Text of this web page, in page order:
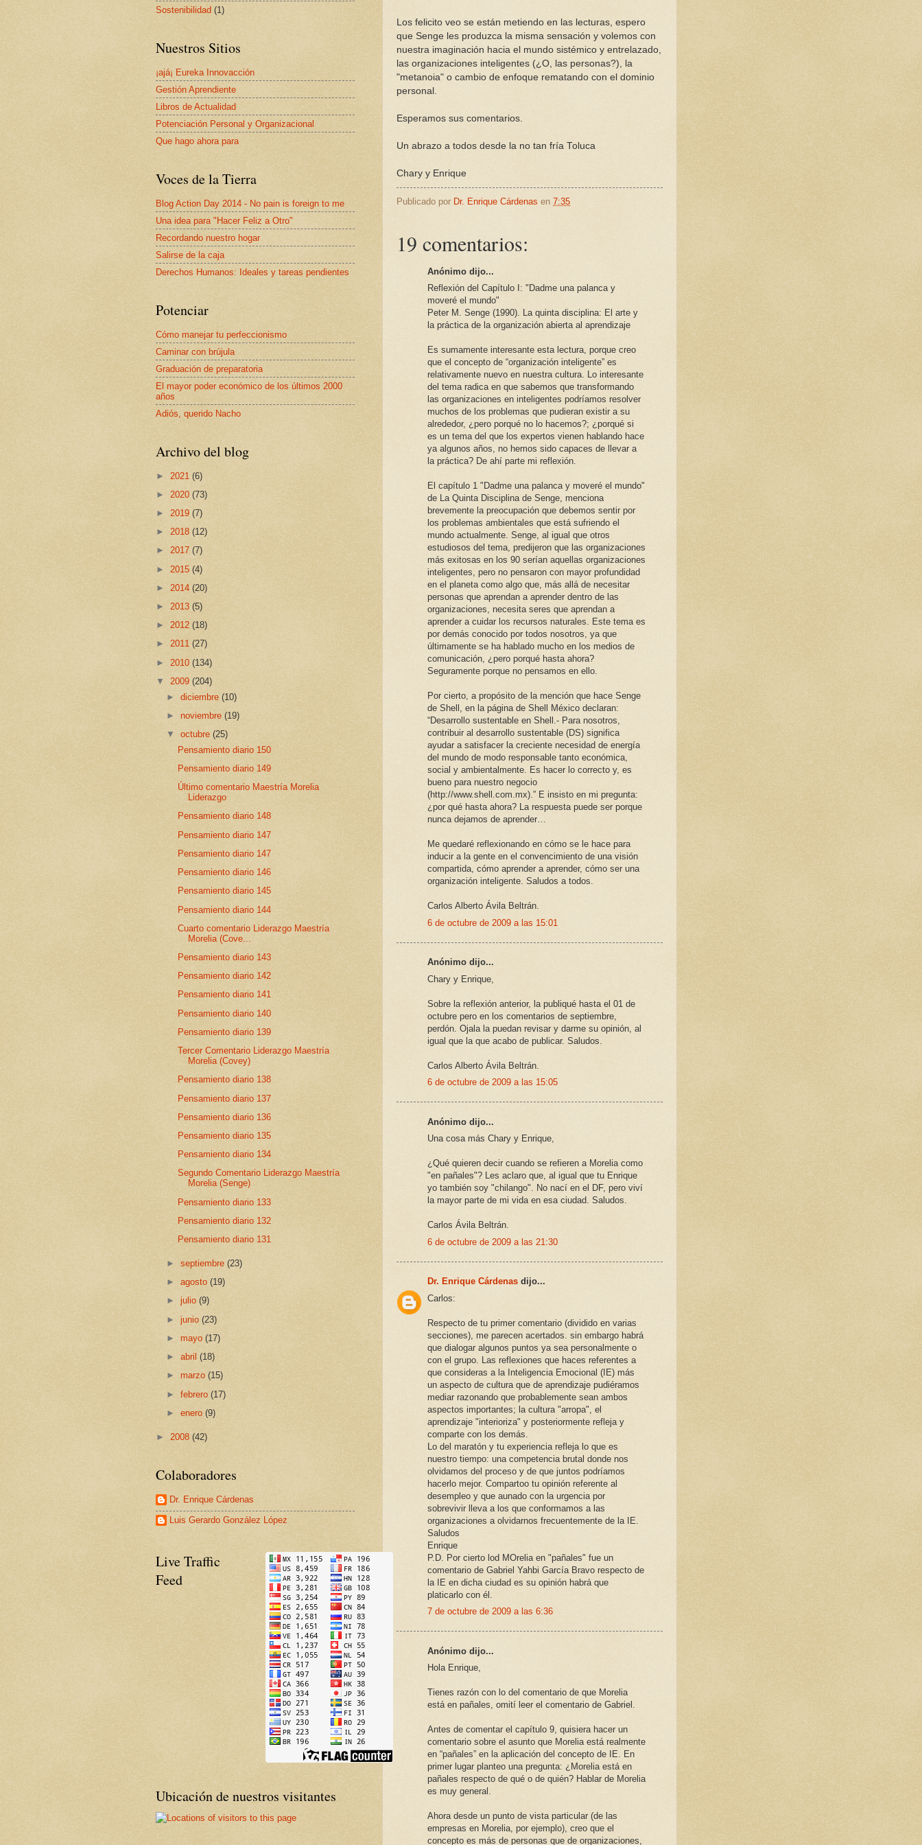
Los felicito veo se están metiendo en las lecturas, espero
que Senge les produzca la misma sensación y volemos con
nuestra imaginación hacia el mundo sistémico y entrelazado,
las organizaciones inteligentes (¿O, las personas?), la
"metanoia" o cambio de enfoque rematando con el dominio
personal.
Esperamos sus comentarios.
Un abrazo a todos desde la no tan fría Toluca
Chary y Enrique
Publicado por Dr. Enrique Cárdenas en 7:35
19 comentarios:
Anónimo dijo...
Reflexión del Capítulo I: "Dadme una palanca y
moveré el mundo"
Peter M. Senge (1990). La quinta disciplina: El arte y
la práctica de la organización abierta al aprendizaje
Es sumamente interesante esta lectura, porque creo
que el concepto de “organización inteligente” es
relativamente nuevo en nuestra cultura. Lo interesante
del tema radica en que sabemos que transformando
las organizaciones en inteligentes podríamos resolver
muchos de los problemas que pudieran existir a su
alrededor, ¿pero porqué no lo hacemos?; ¿porqué si
es un tema del que los expertos vienen hablando hace
ya algunos años, no hemos sido capaces de llevar a
la práctica? De ahí parte mi reflexión.
El capítulo 1 "Dadme una palanca y moveré el mundo"
de La Quinta Disciplina de Senge, menciona
brevemente la preocupación que debemos sentir por
los problemas ambientales que está sufriendo el
mundo actualmente. Senge, al igual que otros
estudiosos del tema, predijeron que las organizaciones
más exitosas en los 90 serían aquellas organizaciones
inteligentes, pero no pensaron con mayor profundidad
en el planeta como algo que, más allá de necesitar
personas que aprendan a aprender dentro de las
organizaciones, necesita seres que aprendan a
aprender a cuidar los recursos naturales. Este tema es
por demás conocido por todos nosotros, ya que
últimamente se ha hablado mucho en los medios de
comunicación, ¿pero porqué hasta ahora?
Seguramente porque no pensamos en ello.
Por cierto, a propósito de la mención que hace Senge
de Shell, en la página de Shell México declaran:
“Desarrollo sustentable en Shell.- Para nosotros,
contribuir al desarrollo sustentable (DS) significa
ayudar a satisfacer la creciente necesidad de energía
del mundo de modo responsable tanto económica,
social y ambientalmente. Es hacer lo correcto y, es
bueno para nuestro negocio
(http://www.shell.com.mx).” E insisto en mi pregunta:
¿por qué hasta ahora? La respuesta puede ser porque
nunca dejamos de aprender…
Me quedaré reflexionando en cómo se le hace para
inducir a la gente en el convencimiento de una visión
compartida, cómo aprender a aprender, cómo ser una
organización inteligente. Saludos a todos.
Carlos Alberto Ávila Beltrán.
6 de octubre de 2009 a las 15:01
Anónimo dijo...
Chary y Enrique,
Sobre la reflexión anterior, la publiqué hasta el 01 de
octubre pero en los comentarios de septiembre,
perdón. Ojala la puedan revisar y darme su opinión, al
igual que la que acabo de publicar. Saludos.
Carlos Alberto Ávila Beltrán.
6 de octubre de 2009 a las 15:05
Anónimo dijo...
Una cosa más Chary y Enrique,
¿Qué quieren decir cuando se refieren a Morelia como
"en pañales"? Les aclaro que, al igual que tu Enrique
yo también soy "chilango". No nací en el DF, pero viví
la mayor parte de mi vida en esa ciudad. Saludos.
Carlos Ávila Beltrán.
6 de octubre de 2009 a las 21:30
Dr. Enrique Cárdenas dijo...
Carlos:
Respecto de tu primer comentario (dividido en varias
secciones), me parecen acertados. sin embargo habrá
que dialogar algunos puntos ya sea personalmente o
con el grupo. Las reflexiones que haces referentes a
que consideras a la Inteligencia Emocional (IE) más
un aspecto de cultura que de aprendizaje pudiéramos
mediar razonando que probablemente sean ambos
aspectos importantes; la cultura "arropa", el
aprendizaje "interioriza" y posteriormente refleja y
comparte con los demás.
Lo del maratón y tu experiencia refleja lo que es
nuestro tiempo: una competencia brutal donde nos
olvidamos del proceso y de que juntos podríamos
hacerlo mejor. Compartoo tu opinión referente al
desempleo y que aunado con la urgencia por
sobrevivir lleva a los que conformamos a las
organizaciones a olvidarnos frecuentemente de la IE.
Saludos
Enrique
P.D. Por cierto lod MOrelia en "pañales" fue un
comentario de Gabriel Yahbi García Bravo respecto de
la IE en dicha ciudad es su opinión habrá que
platicarlo con él.
7 de octubre de 2009 a las 6:36
Anónimo dijo...
Hola Enrique,
Tienes razón con lo del comentario de que Morelia
está en pañales, omití leer el comentario de Gabriel.
Antes de comentar el capítulo 9, quisiera hacer un
comentario sobre el asunto que Morelia está realmente
en “pañales” en la aplicación del concepto de IE. En
primer lugar planteo una pregunta: ¿Morelia está en
pañales respecto de qué o de quién? Hablar de Morelia
es muy general.
Ahora desde un punto de vista particular (de las
empresas en Morelia, por ejemplo), creo que el
concepto es más de personas que de organizaciones,
Sostenibilidad (1)
Nuestros Sitios
¡ajá¡ Eureka Innovacción
Gestión Aprendiente
Libros de Actualidad
Potenciación Personal y Organizacional
Que hago ahora para
Voces de la Tierra
Blog Action Day 2014 - No pain is foreign to me
Una idea para "Hacer Feliz a Otro"
Recordando nuestro hogar
Salirse de la caja
Derechos Humanos: Ideales y tareas pendientes
Potenciar
Cómo manejar tu perfeccionismo
Caminar con brújula
Graduación de preparatoria
El mayor poder económico de los últimos 2000
años
Adiós, querido Nacho
Archivo del blog
► 2021 (6)
► 2020 (73)
► 2019 (7)
► 2018 (12)
► 2017 (7)
► 2015 (4)
► 2014 (20)
► 2013 (5)
► 2012 (18)
► 2011 (27)
► 2010 (134)
▼ 2009 (204)
►diciembre(10)
►noviembre(19)
▼octubre(25)
Pensamiento diario 150
Pensamiento diario 149
Último comentario Maestría Morelia
Liderazgo
Pensamiento diario 148
Pensamiento diario 147
Pensamiento diario 147
Pensamiento diario 146
Pensamiento diario 145
Pensamiento diario 144
Cuarto comentario Liderazgo Maestría
Morelia (Cove...
Pensamiento diario 143
Pensamiento diario 142
Pensamiento diario 141
Pensamiento diario 140
Pensamiento diario 139
Tercer Comentario Liderazgo Maestría
Morelia (Covey)
Pensamiento diario 138
Pensamiento diario 137
Pensamiento diario 136
Pensamiento diario 135
Pensamiento diario 134
Segundo Comentario Liderazgo Maestría
Morelia (Senge)
Pensamiento diario 133
Pensamiento diario 132
Pensamiento diario 131
►septiembre(23)
►agosto(19)
►julio(9)
►junio(23)
►mayo(17)
►abril(18)
►marzo(15)
►febrero(17)
►enero(9)
► 2008 (42)
Colaboradores
Dr. Enrique Cárdenas
Luis Gerardo González López
Live Traffic
Feed
Ubicación de nuestros visitantes